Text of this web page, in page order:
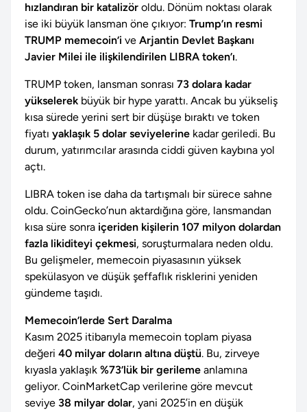
hızlandıran bir katalizör oldu. Dönüm noktası olarak
ise iki büyük lansman öne çıkıyor: Trump’ın resmi
TRUMP memecoin’i ve Arjantin Devlet Başkanı
Javier Milei ile ilişkilendirilen LIBRA token’ı.
TRUMP token, lansman sonrası 73 dolara kadar
yükselerek büyük bir hype yarattı. Ancak bu yükseliş
kısa sürede yerini sert bir düşüşe bıraktı ve token
fiyatı yaklaşık 5 dolar seviyelerine kadar geriledi. Bu
durum, yatırımcılar arasında ciddi güven kaybına yol
açtı.
LIBRA token ise daha da tartışmalı bir sürece sahne
oldu. CoinGecko’nun aktardığına göre, lansmandan
kısa süre sonra içeriden kişilerin 107 milyon dolardan
fazla likiditeyi çekmesi, soruşturmalara neden oldu.
Bu gelişmeler, memecoin piyasasının yüksek
spekülasyon ve düşük şeffaflık risklerini yeniden
gündeme taşıdı.
Memecoin’lerde Sert Daralma
Kasım 2025 itibarıyla memecoin toplam piyasa
değeri 40 milyar doların altına düştü. Bu, zirveye
kıyasla yaklaşık %73’lük bir gerileme anlamına
geliyor. CoinMarketCap verilerine göre mevcut
seviye 38 milyar dolar, yani 2025’in en düşük